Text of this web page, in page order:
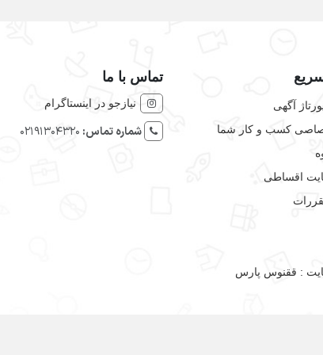
آگهی
کسب و کار شما
اقساطی
: ققنوس پارس
تماس با ما
نیازجو در اینستاگرام
شماره تماس: 02191304320